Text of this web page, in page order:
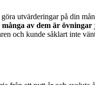
utvärderingar på din
av dem är
och kunde såklart inte